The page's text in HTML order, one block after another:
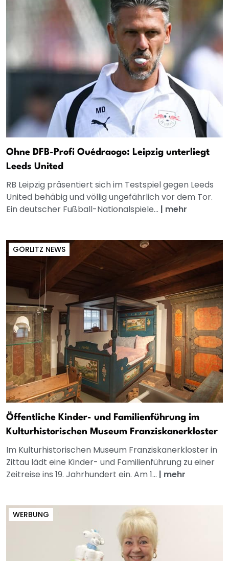
Ohne DFB-Profi Ouédraogo: Leipzig unterliegt
Leeds United
RB Leipzig präsentiert sich im Testspiel gegen Leeds
United behäbig und völlig ungefährlich vor dem Tor.
Ein deutscher Fußball-Nationalspiele... | mehr
GÖRLITZ NEWS
Öffentliche Kinder- und Familienführung im
Kulturhistorischen Museum Franziskanerkloster
Im Kulturhistorischen Museum Franziskanerkloster in
Zittau lädt eine Kinder- und Familienführung zu einer
Zeitreise ins 19. Jahrhundert ein. Am 1... | mehr
WERBUNG